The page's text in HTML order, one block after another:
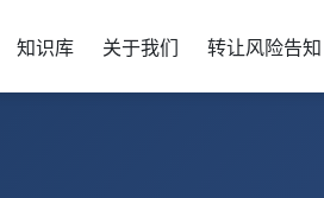
知识库 关于我们 转让风险告知